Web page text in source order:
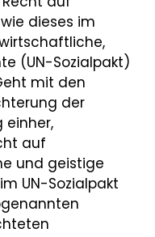
dieses im
(UN-Sozialpakt)
mit den
der
einher,
auf
und geistige
UN-Sozialpakt